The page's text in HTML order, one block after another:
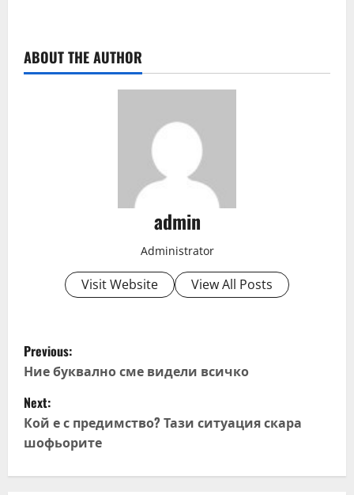
ABOUT THE AUTHOR
admin
Administrator
Visit Website View All Posts
P
o
s
t
n
Previous:
Ние буквално сме видели всичко
Next:
Кой е с предимство? Тази ситуация скара
шофьорите